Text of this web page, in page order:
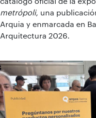
metrópoli, una
Arquia y enmarcada en
Arquitectura 2026.